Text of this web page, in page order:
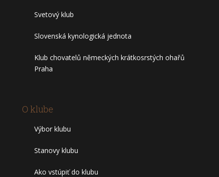
Svetový klub
Slovenská kynologická jednota
Klub chovatelů německých krátkosrstých ohařů
Praha
O klube
Výbor klubu
Stanovy klubu
Ako vstúpiť do klubu